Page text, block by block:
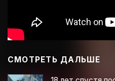
СМОТРЕТЬ ДАЛЬШЕ